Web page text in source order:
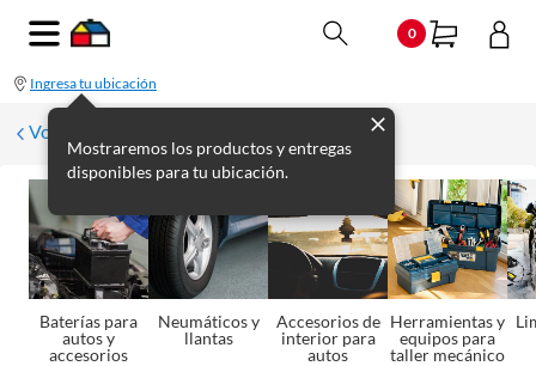
0
Ingresa tu ubicación
Mostraremos los productos y entregas
disponibles para tu ubicación.
Volver
Baterías para
autos y
accesorios
Neumáticos y
llantas
Accesorios de
interior para
autos
Herramientas y
equipos para
taller mecánico